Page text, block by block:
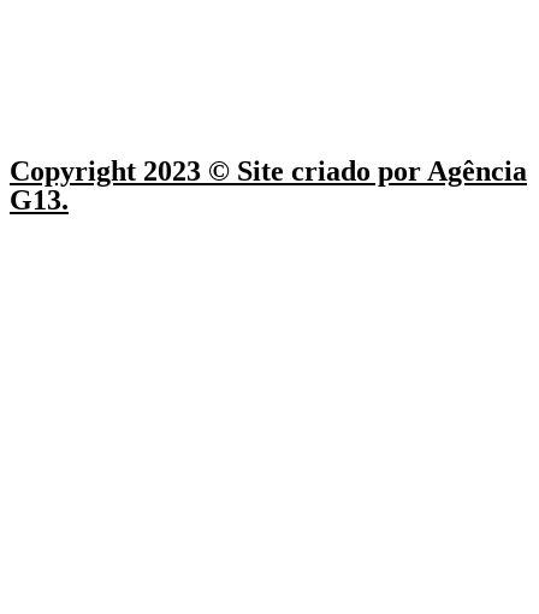
Copyright 2023 © Site criado por Agência
G13.